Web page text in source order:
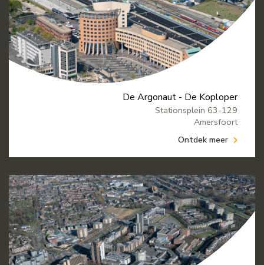
De Argonaut - De Koploper
Stationsplein 63-129
Amersfoort
Ontdek meer